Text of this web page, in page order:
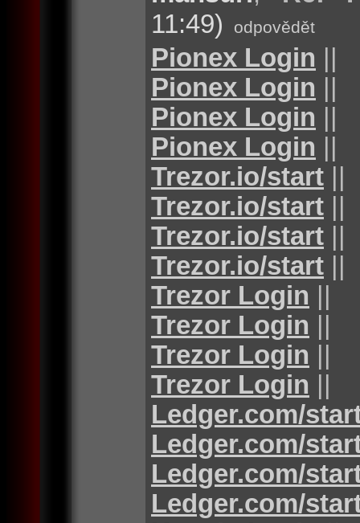
11:49)
odpovědět
Pionex Login ||
Pionex Login ||
Pionex Login ||
Pionex Login ||
Trezor.io/start ||
Trezor.io/start ||
Trezor.io/start ||
Trezor.io/start ||
Trezor Login ||
Trezor Login ||
Trezor Login ||
Trezor Login ||
Ledger.com/
Ledger.com/
Ledger.com/
Ledger.com/